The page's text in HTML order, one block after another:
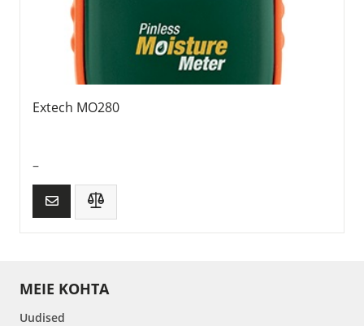
Extech MO280
–
MEIE KOHTA
Uudised